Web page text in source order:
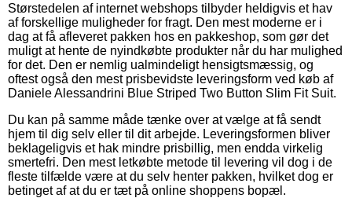
Størstedelen af internet webshops tilbyder heldigvis et hav
af forskellige muligheder for fragt. Den mest moderne er i
dag at få afleveret pakken hos en pakkeshop, som gør det
muligt at hente de nyindkøbte produkter når du har mulighed
for det. Den er nemlig ualmindeligt hensigtsmæssig, og
oftest også den mest prisbevidste leveringsform ved køb af
Daniele Alessandrini Blue Striped Two Button Slim Fit Suit.
Du kan på samme måde tænke over at vælge at få sendt
hjem til dig selv eller til dit arbejde. Leveringsformen bliver
beklageligvis et hak mindre prisbillig, men endda virkelig
smertefri. Den mest letkøbte metode til levering vil dog i de
fleste tilfælde være at du selv henter pakken, hvilket dog er
betinget af at du er tæt på online shoppens bopæl.